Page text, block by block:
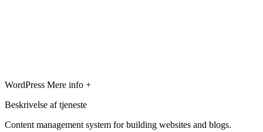
WordPress Mere info +
Beskrivelse af tjeneste
Content management system for building websites and blogs.